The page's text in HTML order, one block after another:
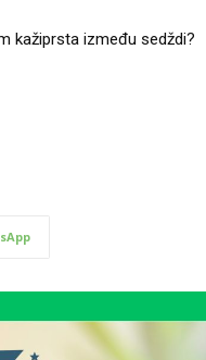
kažiprsta između sedždi?